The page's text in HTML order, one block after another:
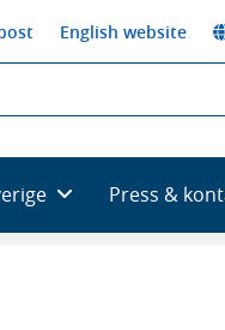
English website
Press &